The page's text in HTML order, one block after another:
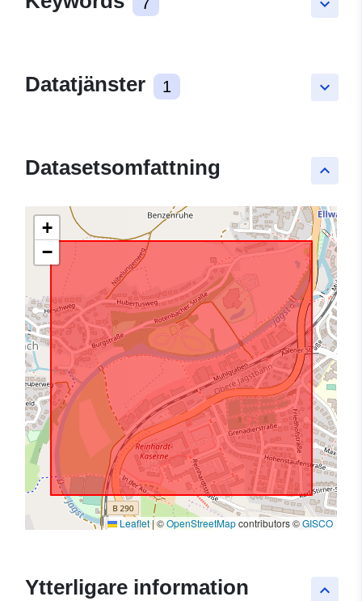
keyboard_arrow_down
keyboard_arrow_down
Datatjänster 1
keyboard_arrow_up
Datasetsomfattning
+
−
Leaflet |©OpenStreetMapcontributors ©GISCO
keyboard_arrow_up
Ytterligare information